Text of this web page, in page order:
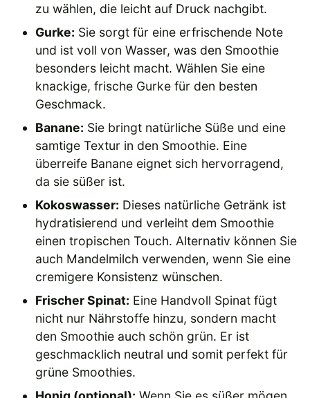
zu wählen, die leicht auf Druck nachgibt.
Gurke: Sie sorgt für eine erfrischende Note
und ist voll von Wasser, was den Smoothie
besonders leicht macht. Wählen Sie eine
knackige, frische Gurke für den besten
Geschmack.
Banane: Sie bringt natürliche Süße und eine
samtige Textur in den Smoothie. Eine
überreife Banane eignet sich hervorragend,
da sie süßer ist.
Kokoswasser: Dieses natürliche Getränk ist
hydratisierend und verleiht dem Smoothie
einen tropischen Touch. Alternativ können Sie
auch Mandelmilch verwenden, wenn Sie eine
cremigere Konsistenz wünschen.
Frischer Spinat: Eine Handvoll Spinat fügt
nicht nur Nährstoffe hinzu, sondern macht
den Smoothie auch schön grün. Er ist
geschmacklich neutral und somit perfekt für
grüne Smoothies.